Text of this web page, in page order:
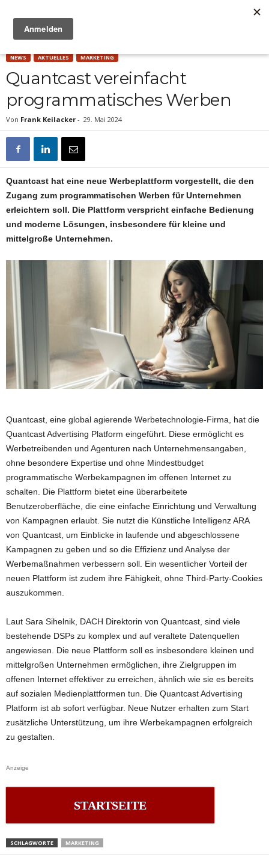
NEWS AKTUELLES MARKETING
Quantcast vereinfacht
programmatisches Werben
Von Frank Keilacker - 29. Mai 2024
Quantcast hat eine neue Werbeplattform vorgestellt, die den
Zugang zum programmatischen Werben für Unternehmen
erleichtern soll. Die Plattform verspricht einfache Bedienung
und moderne Lösungen, insbesondere für kleine und
mittelgroße Unternehmen.
Quantcast, eine global agierende Werbetechnologie-Firma, hat die
Quantcast Advertising Platform eingeführt. Diese ermöglicht es
Werbetreibenden und Agenturen nach Unternehmensangaben,
ohne besondere Expertise und ohne Mindestbudget
programmatische Werbekampagnen im offenen Internet zu
schalten. Die Plattform bietet eine überarbeitete
Benutzeroberfläche, die eine einfache Einrichtung und Verwaltung
von Kampagnen erlaubt. Sie nutzt die Künstliche Intelligenz ARA
von Quantcast, um Einblicke in laufende und abgeschlossene
Kampagnen zu geben und so die Effizienz und Analyse der
Werbemaßnahmen verbessern soll. Ein wesentlicher Vorteil der
neuen Plattform ist zudem ihre Fähigkeit, ohne Third-Party-Cookies
auszukommen.
Laut Sara Sihelnik, DACH Direktorin von Quantcast, sind viele
bestehende DSPs zu komplex und auf veraltete Datenquellen
angewiesen. Die neue Plattform soll es insbesondere kleinen und
mittelgroßen Unternehmen ermöglichen, ihre Zielgruppen im
offenen Internet effektiver zu erreichen, ähnlich wie sie es bereits
auf sozialen Medienplattformen tun. Die Quantcast Advertising
Platform ist ab sofort verfügbar. Neue Nutzer erhalten zum Start
zusätzliche Unterstützung, um ihre Werbekampagnen erfolgreich
zu gestalten.
Anzeige
STARTSEITE
SCHLAGWORTE MARKETING